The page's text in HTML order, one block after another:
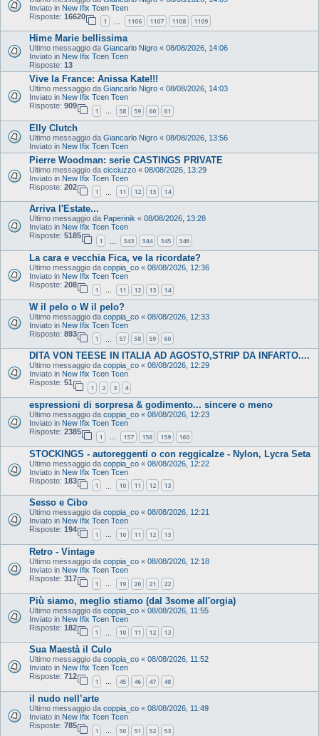
Inviato in New Ifix Tcen Tcen
Risposte: 16620
1 1106 1107 1108 1109
Hime Marie bellissima
Ultimo messaggio da Giancarlo Nigro « 08/08/2026, 14:06
Inviato in New Ifix Tcen Tcen
Risposte: 13
Vive la France: Anissa Kate!!!
Ultimo messaggio da Giancarlo Nigro « 08/08/2026, 14:03
Inviato in New Ifix Tcen Tcen
Risposte: 909
1 … 58 59 60 61
Elly Clutch
Ultimo messaggio da Giancarlo Nigro « 08/08/2026, 13:56
Inviato in New Ifix Tcen Tcen
Pierre Woodman: serie CASTINGS PRIVATE
Ultimo messaggio da cicciuzzo « 08/08/2026, 13:29
Inviato in New Ifix Tcen Tcen
Risposte: 202
1 11 12 13 14
Arriva l'Estate...
Ultimo messaggio da Paperinik « 08/08/2026, 13:28
Inviato in New Ifix Tcen Tcen
Risposte: 5185
1 343 344 345 346
La cara e vecchia Fica, ve la ricordate?
Ultimo messaggio da coppia_co « 08/08/2026, 12:36
Inviato in New Ifix Tcen Tcen
Risposte: 208
1 … 11 12 13 14
W il pelo o W il pelo?
Ultimo messaggio da coppia_co « 08/08/2026, 12:33
Inviato in New Ifix Tcen Tcen
Risposte: 893
1 57 58 59 60
DITA VON TEESE IN ITALIA AD AGOSTO,STRIP DA INFARTO....
Ultimo messaggio da coppia_co « 08/08/2026, 12:29
Inviato in New Ifix Tcen Tcen
Risposte: 51
1 2 3 4
espressioni di sorpresa & godimento... sincere o meno
Ultimo messaggio da coppia_co « 08/08/2026, 12:23
Inviato in New Ifix Tcen Tcen
Risposte: 2385
1 … 157 158 159 160
STOCKINGS - autoreggenti o con reggicalze - Nylon, Lycra Seta
Ultimo messaggio da coppia_co « 08/08/2026, 12:22
Inviato in New Ifix Tcen Tcen
Risposte: 183
1 10 11 12 13
Sesso e Cibo
Ultimo messaggio da coppia_co « 08/08/2026, 12:21
Inviato in New Ifix Tcen Tcen
Risposte: 194
1 … 10 11 12 13
Retro - Vintage
Ultimo messaggio da coppia_co « 08/08/2026, 12:18
Inviato in New Ifix Tcen Tcen
Risposte: 317
1 … 19 20 21 22
Più siamo, meglio stiamo (dal 3some all'orgia)
Ultimo messaggio da coppia_co « 08/08/2026, 11:55
Inviato in New Ifix Tcen Tcen
Risposte: 182
1 10 11 12 13
Sua Maestà il Culo
Ultimo messaggio da coppia_co « 08/08/2026, 11:52
Inviato in New Ifix Tcen Tcen
Risposte: 712
1 … 45 46 47 48
il nudo nell’arte
Ultimo messaggio da coppia_co « 08/08/2026, 11:49
Inviato in New Ifix Tcen Tcen
Risposte: 785
1 50 51 52 53